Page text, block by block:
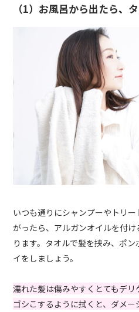
（1）お風呂から出たら、
いつも通りにシャンプーやトリ
がったら、アルガンオイルを付
ります。タオルで髪を挟み、ポ
イをしましょう。
濡れた髪は傷みやすくとてもデ
ゴシこするように拭くと、ダメ